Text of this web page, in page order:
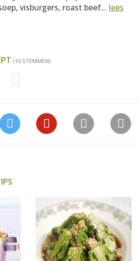
visburgers, roast beef... lees
(10 STEMMEN)